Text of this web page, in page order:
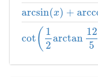
arcsin(x) +
arcsin(x)+arccos(x)
cot( 1
2
arctan
12
5
cot( 1 2arctan125 )